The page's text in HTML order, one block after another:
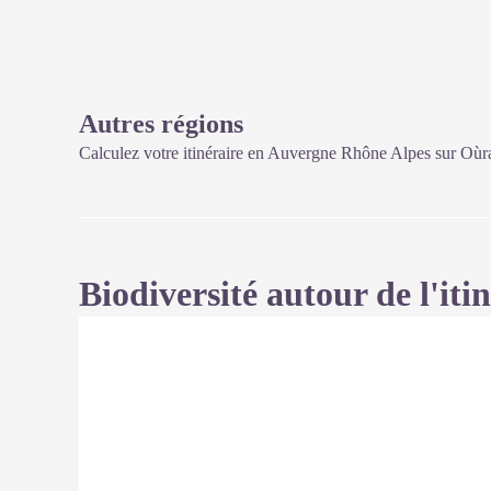
Autres régions
Calculez votre itinéraire en Auvergne Rhône Alpes sur
Biodiversité autour de